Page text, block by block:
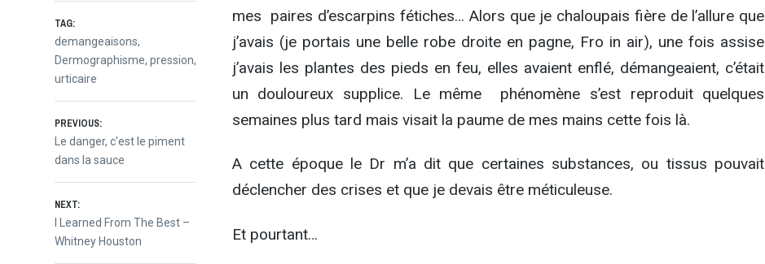
mes paires d’escarpins fétiches… Alors que je chaloupais fière de l’allure que
j’avais (je portais une belle robe droite en pagne, Fro in air), une fois assise
j’avais les plantes des pieds en feu, elles avaient enflé, démangeaient, c’était
un douloureux supplice. Le même phénomène s’est reproduit quelques
semaines plus tard mais visait la paume de mes mains cette fois là.
A cette époque le Dr m’a dit que certaines substances, ou tissus pouvait
déclencher des crises et que je devais être méticuleuse.
Et pourtant…
TAG:
demangeaisons,
Dermographisme,pression,
urticaire
Navigation
de
l’article
PREVIOUS:
Previous
post:
Le danger, c'est le piment
dans la sauce
NEXT:
Next
post:
I Learned From The Best –
Whitney Houston